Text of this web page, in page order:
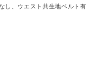
し、ウエスト共生地ベルト有